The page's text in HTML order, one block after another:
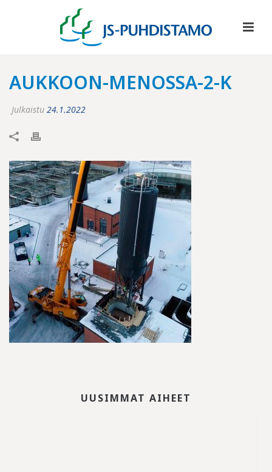
AUKKOON-MENOSSA-2-K
Julkaistu 24.1.2022
UUSIMMAT AIHEET